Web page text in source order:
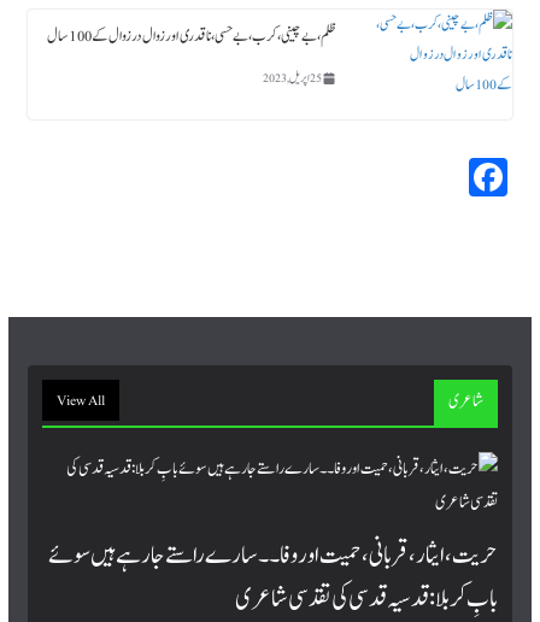
ظلم،بے چینی،کرب، بے حسی، ناقدری اور زوال در زوال کے 100سال
25 اپریل, 2023
Fa
شاعری View All
حریت، ایثار، قربانی، حمیت اور وفا۔۔ سارے راستے جا رہے ہیں سوئے
بابِ کربلا : قدسیہ قدسی کی تقدسی شاعری